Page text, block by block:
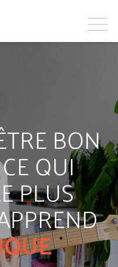
BON
QUI
PLUS